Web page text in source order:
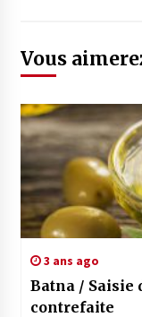
Vous
3 ans ago
Batna / Saisie
contrefaite